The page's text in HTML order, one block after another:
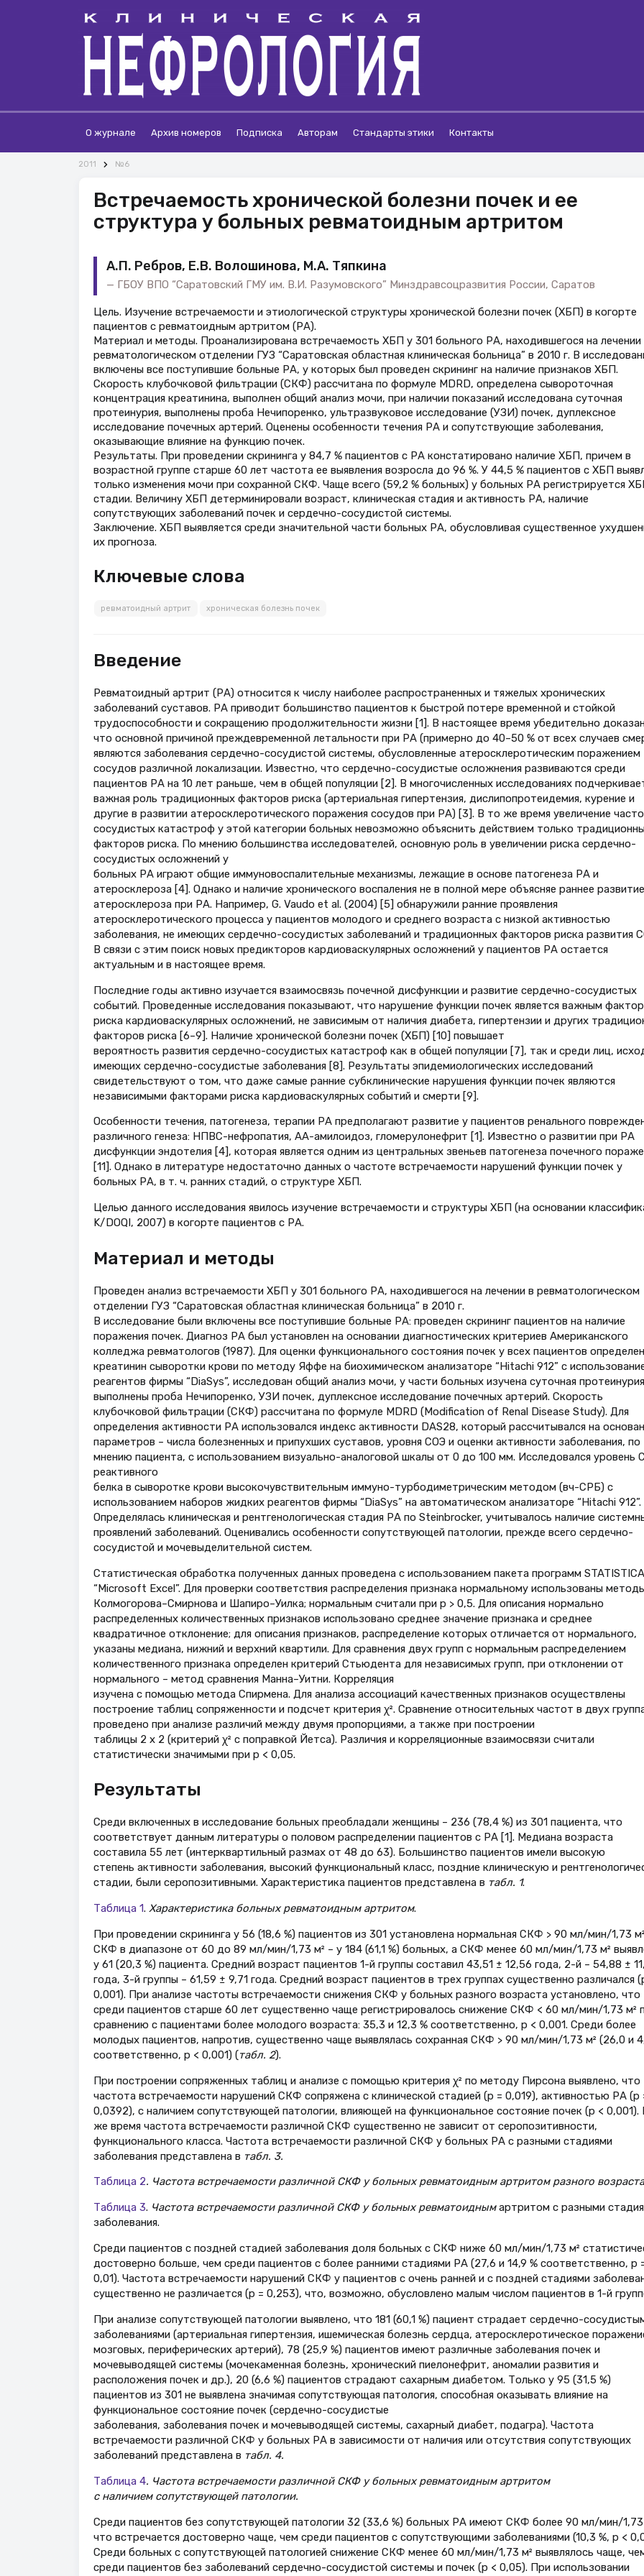
О журнале Архив номеров Подписка Авторам Стандарты этики Контакты
2011 №6
Встречаемость хронической болезни почек и ее
структура у больных ревматоидным артритом
А.П. Ребров, Е.В. Волошинова, М.А. Тяпкина
ГБОУ ВПО “Саратовский ГМУ им. В.И. Разумовского” Минздравсоцразвития России, Саратов
Цель. Изучение встречаемости и этиологической структуры хронической болезни почек (ХБП) в когорте
пациентов с ревматоидным артритом (РА).
Материал и методы. Проанализирована встречаемость ХБП у 301 больного РА, находившегося на лечении
ревматологическом отделении ГУЗ “Саратовская областная клиническая больница” в 2010 г. В
включены все поступившие больные РА, у которых был проведен скрининг на наличие признаков ХБП.
Скорость клубочковой фильтрации (СКФ) рассчитана по формуле MDRD, определена сывороточная
концентрация креатинина, выполнен общий анализ мочи, при наличии показаний исследована суточная
протеинурия, выполнены проба Нечипоренко, ультразвуковое исследование (УЗИ) почек, дуплексное
исследование почечных артерий. Оценены особенности течения РА и сопутствующие заболевания,
оказывающие влияние на функцию почек.
Результаты. При проведении скрининга у 84,7 % пациентов c РА констатировано наличие ХБП, причем в
возрастной группе старше 60 лет частота ее выявления возросла до 96 %. У 44,5 % пациентов с ХБП
только изменения мочи при сохранной СКФ. Чаще всего (59,2 % больных) у больных РА регистрируется
стадии. Величину ХБП детерминировали возраст, клиническая стадия и активность РА, наличие
сопутствующих заболеваний почек и сердечно-сосудистой системы.
Заключение. ХБП выявляется среди значительной части больных РА, обусловливая существенное
их прогноза.
Ключевые слова
ревматоидный артрит хроническая болезнь почек
Введение
Ревматоидный артрит (РА) относится к числу наиболее распространенных и тяжелых хронических
заболеваний суставов. РА приводит большинство пациентов к быстрой потере временной и стойкой
трудоспособности и сокращению продолжительности жизни [1]. В настоящее время убедительно
что основной причиной преждевременной летальности при РА (примерно до 40–50 % от всех случаев
являются заболевания сердечно-сосудистой системы, обусловленные атеросклеротическим поражением
сосудов различной локализации. Известно, что сердечно-сосудистые осложнения развиваются среди
пациентов РА на 10 лет раньше, чем в общей популяции [2]. В многочисленных исследованиях
важная роль традиционных факторов риска (артериальная гипертензия, дислипопротеидемия, курение и
другие в развитии атеросклеротического поражения сосудов при РА) [3]. В то же время увеличение
сосудистых катастроф у этой категории больных невозможно объяснить действием только
факторов риска. По мнению большинства исследователей, основную роль в увеличении риска сердечно-
сосудистых осложнений у
больных РА играют общие иммуновоспалительные механизмы, лежащие в основе патогенеза РА и
атеросклероза [4]. Однако и наличие хронического воспаления не в полной мере объясняе раннее развитие
атеросклероза при РА. Например, G. Vaudo et al. (2004) [5] обнаружили ранние проявления
атеросклеротического процесса у пациентов молодого и среднего возраста с низкой активностью
заболевания, не имеющих сердечно-сосудистых заболеваний и традиционных факторов риска развития
В связи с этим поиск новых предикторов кардиоваскулярных осложнений у пациентов РА остается
актуальным и в настоящее время.
Последние годы активно изучается взаимосвязь почечной дисфункции и развитие сердечно-сосудистых
событий. Проведенные исследования показывают, что нарушение функции почек является важным
риска кардиоваскулярных осложнений, не зависимым от наличия диабета, гипертензии и других
факторов риска [6–9]. Наличие хронической болезни почек (ХБП) [10] повышает
вероятность развития сердечно-сосудистых катастроф как в общей популяции [7], так и среди лиц,
имеющих сердечно-сосудистые заболевания [8]. Результаты эпидемиологических исследований
свидетельствуют о том, что даже самые ранние субклинические нарушения функции почек являются
независимыми факторами риска кардиоваскулярных событий и смерти [9].
Особенности течения, патогенеза, терапии РА предполагают развитие у пациентов ренального
различного генеза: НПВС-нефропатия, АА-амилоидоз, гломерулонефрит [1]. Известно о развитии при РА
дисфункции эндотелия [4], которая является одним из центральных звеньев патогенеза почечного
[11]. Однако в литературе недостаточно данных о частоте встречаемости нарушений функции почек у
больных РА, в т. ч. ранних стадий, о структуре ХБП.
Целью данного исследования явилось изучение встречаемости и структуры ХБП (на основании
K/DOQI, 2007) в когорте пациентов с РА.
Материал и методы
Проведен анализ встречаемости ХБП у 301 больного РА, находившегося на лечении в ревматологическом
отделении ГУЗ “Саратовская областная клиническая больница” в 2010 г.
В исследование были включены все поступившие больные РА: проведен скрининг пациентов на наличие
поражения почек. Диагноз РА был установлен на основании диагностических критериев Американского
колледжа ревматологов (1987). Для оценки функционального состояния почек у всех пациентов определен
креатинин сыворотки крови по методу Яффе на биохимическом анализаторе “Hitachi 912” с
реагентов фирмы “DiaSys”, исследован общий анализ мочи, у части больных изучена суточная
выполнены проба Нечипоренко, УЗИ почек, дуплексное исследование почечных артерий. Скорость
клубочковой фильтрации (СКФ) рассчитана по формуле MDRD (Modification of Renal Disease Study). Для
определения активности РА использовался индекс активности DAS28, который рассчитывался на
параметров – числа болезненных и припухших суставов, уровня СОЭ и оценки активности заболевания, по
мнению пациента, с использованием визуально-аналоговой шкалы от 0 до 100 мм. Исследовался уровень
реактивного
белка в сыворотке крови высокочувствительным иммуно-турбодиметрическим методом (вч-СРБ) с
использованием наборов жидких реагентов фирмы “DiaSys” на автоматическом анализаторе “Hitachi 912”.
Определялась клиническая и рентгенологическая стадия РА по Steinbrocker, учитывалось наличие
проявлений заболеваний. Оценивались особенности сопутствующей патологии, прежде всего сердечно-
сосудистой и мочевыделительной систем.
Статистическая обработка полученных данных проведена с использованием пакета программ
“Microsoft Excel”. Для проверки соответствия распределения признака нормальному использованы
Колмогорова–Смирнова и Шапиро–Уилка; нормальным считали при р > 0,5. Для описания нормально
распределенных количественных признаков использовано среднее значение признака и среднее
квадратичное отклонение; для описания признаков, распределение которых отличается от нормального,
указаны медиана, нижний и верхний квартили. Для сравнения двух групп с нормальным распределением
количественного признака определен критерий Стьюдента для независимых групп, при отклонении от
нормального – метод сравнения Манна–Уитни. Корреляция
изучена с помощью метода Спирмена. Для анализа ассоциаций качественных признаков осуществлены
построение таблиц сопряженности и подсчет критерия χ². Сравнение относительных частот в двух
проведено при анализе различий между двумя пропорциями, а также при построении
таблицы 2 х 2 (критерий χ² с поправкой Йетса). Различия и корреляционные взаимосвязи считали
статистически значимыми при p < 0,05.
Результаты
Среди включенных в исследование больных преобладали женщины – 236 (78,4 %) из 301 пациента, что
соответствует данным литературы о половом распределении пациентов с РА [1]. Медиана возраста
составила 55 лет (интерквартильный размах от 48 до 63). Большинство пациентов имели высокую
степень активности заболевания, высокий функциональный класс, поздние клиническую и
стадии, были серопозитивными. Характеристика пациентов представлена в табл. 1.
Таблица 1. Характеристика больных ревматоидным артритом.
При проведении скрининга у 56 (18,6 %) пациентов из 301 установлена нормальная СКФ > 90 мл/мин/1,73
СКФ в диапазоне от 60 до 89 мл/мин/1,73 м² – у 184 (61,1 %) больных, а СКФ менее 60 мл/мин/1,73 м²
у 61 (20,3 %) пациента. Средний возраст пациентов 1-й группы составил 43,51 ± 12,56 года, 2-й – 54,88 ±
года, 3-й группы – 61,59 ± 9,71 года. Средний возраст пациентов в трех группах существенно различался
0,001). При анализе частоты встречаемости снижения СКФ у больных разного возраста установлено, что
среди пациентов старше 60 лет существенно чаще регистрировалось снижение СКФ < 60 мл/мин/1,73 м²
сравнению с пациентами более молодого возраста: 35,3 и 12,3 % соответственно, р < 0,001. Среди более
молодых пациентов, напротив, существенно чаще выявлялась сохранная СКФ > 90 мл/мин/1,73 м² (26,0 и
соответственно, р < 0,001) (табл. 2).
При построении сопряженных таблиц и анализе с помощью критерия χ² по методу Пирсона выявлено, что
частота встречаемости нарушений СКФ сопряжена с клинической стадией (р = 0,019), активностью РА (р
0,0392), с наличием сопутствующей патологии, влияющей на функциональное состояние почек (p < 0,001).
же время частота встречаемости различной СКФ существенно не зависит от серопозитивности,
функционального класса. Частота встречаемости различной СКФ у больных РА с разными стадиями
заболевания представлена в табл. 3.
Таблица 2. Частота встречаемости различной СКФ у больных ревматоидным артритом разного
Таблица 3. Частота встречаемости различной СКФ у больных ревматоиднымартритом с разными
заболевания.
Среди пациентов с поздней стадией заболевания доля больных с СКФ ниже 60 мл/мин/1,73 м²
достоверно больше, чем среди пациентов с более ранними стадиями РА (27,6 и 14,9 % соответственно, р
0,01). Частота встречаемости нарушений СКФ у пациентов с очень ранней и с поздней стадиями
существенно не различается (р = 0,253), что, возможно, обусловлено малым числом пациентов в 1-й
При анализе сопутствующей патологии выявлено, что 181 (60,1 %) пациент страдает сердечно-
заболеваниями (артериальная гипертензия, ишемическая болезнь сердца, атеросклеротическое
мозговых, периферических артерий), 78 (25,9 %) пациентов имеют различные заболевания почек и
мочевыводящей системы (мочекаменная болезнь, хронический пиелонефрит, аномалии развития и
расположения почек и др.), 20 (6,6 %) пациентов страдают сахарным диабетом. Только у 95 (31,5 %)
пациентов из 301 не выявлена значимая сопутствующая патология, способная оказывать влияние на
функциональное состояние почек (сердечно-сосудистые
заболевания, заболевания почек и мочевыводящей системы, сахарный диабет, подагра). Частота
встречаемости различной СКФ у больных РА в зависимости от наличия или отсутствия сопутствующих
заболеваний представлена в табл. 4.
Таблица 4. Частота встречаемости различной СКФ у больных ревматоидным артритом
с наличием сопутствующей патологии.
Среди пациентов без сопутствующей патологии 32 (33,6 %) больных РА имеют СКФ более 90 мл/мин/1,73
что встречается достоверно чаще, чем среди пациентов с сопутствующими заболеваниями (10,3 %, p <
Среди больных с сопутствующей патологией снижение СКФ менее 60 мл/мин/1,73 м² выявлялось чаще,
среди пациентов без заболеваний сердечно-сосудистой системы и почек (p < 0,05). При использовании